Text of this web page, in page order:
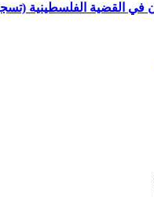
في القضية الفلسطينية